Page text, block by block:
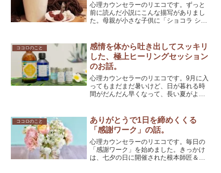
心理カウンセラーのリエコです。ずっと
前に読んだ小説にこんな描写がありまし
た。母親が小さな子供に「ショコラ ショ
ながら。たったそれだけなんだけど、当
時の私は「フランスの日...
ココロのこと
感情を体から吐き出してスッキリ
した、極上ヒーリングセッション
のお話。
心理カウンセラーのリエコです。9月に入
ってもまだまだ暑いけど、日が暮れる時
間がだんだん早くなって、長い夏がよう
の夏は、足の手術で歩行が困難だったこ
ともあり、遠出しないま...
ココロのこと
ありがとうで1日を締めくくる
「感謝ワーク」の話。
心理カウンセラーのリエコです。毎日の
「感謝ワーク」を始めました。きっかけ
は、七夕の日に開催された根本師匠＆お